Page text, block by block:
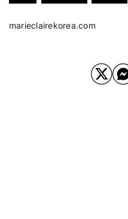
marieclairekorea.com